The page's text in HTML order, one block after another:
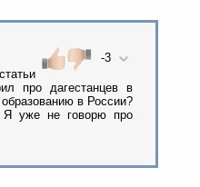
-3
про дагестанцев в
в России?
Я уже не говорю про